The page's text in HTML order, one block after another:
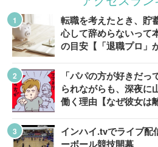
転職を考えたとき、貯
心して辞めらないって
の目安【「退職プロ」
「パパの方が好きだ
られながらも、深夜に
働く理由【なぜ彼女は
インハイ.tvでライブ
ーボール競技開幕